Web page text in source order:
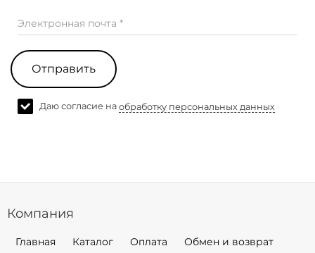
Электронная почта *
Отправить
Даю согласие на обработку персональных данных
Компания
Главная Каталог Оплата
Обмен и возврат